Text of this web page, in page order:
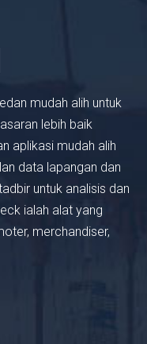
mudah alih untuk
lebih baik
aplikasi mudah alih
data lapangan dan
untuk analisis dan
ialah alat yang
merchandiser,